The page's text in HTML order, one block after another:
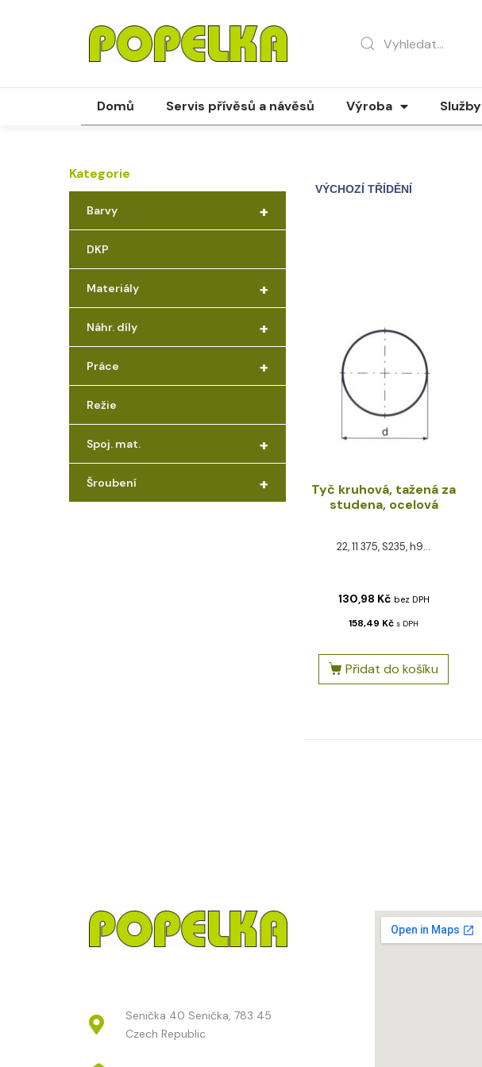
Domů Servis přívěsů a návěsů Výroba Služby
Kategorie
+
Barvy
DKP
+
Materiály
+
Náhr. díly
+
Práce
Režie
+
Spoj. mat.
+
Šroubení
Tyč kruhová, tažená za
studena, ocelová
22, 11 375, S235, h9...
130,98 Kč bez DPH
158,49 Kč s DPH
Přidat do košíku
Senička 40 Senička, 783 45
Czech Republic